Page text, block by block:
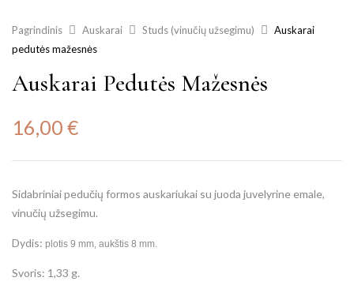
Pagrindinis Auskarai Studs (vinučių užsegimu)
Auskarai
pedutės mažesnės
Auskarai Pedutės Mažesnės
16,00 €
Sidabriniai pedučių formos auskariukai su juoda juvelyrine emale,
vinučių užsegimu.
Dydis: plotis 9 mm, aukštis 8 mm.
Svoris: 1,33 g.